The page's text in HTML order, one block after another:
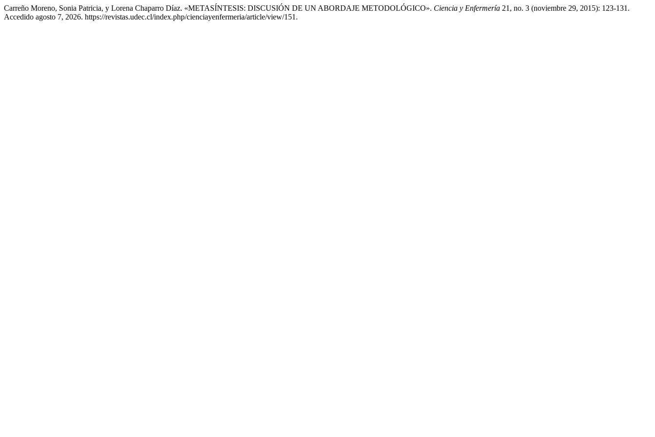
Carreño Moreno, Sonia Patricia, y Lorena Chaparro Díaz. «METASÍNTESIS: DISCUSIÓN DE UN ABORDAJE METODOLÓGICO». Ciencia y Enfermería 21, no. 3 (noviembre 29, 2015): 123-131.
Accedido agosto 7, 2026. https://revistas.udec.cl/index.php/cienciayenfermeria/article/view/151.